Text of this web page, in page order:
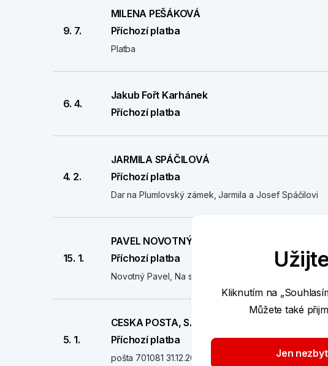
9. 7.
MILENA PEŠÁKOVÁ
Příchozí platba
Platba
6. 4.
Jakub Fořt Karhánek
Příchozí platba
4. 2.
JARMILA SPÁČILOVÁ
Příchozí platba
Dar na Plumlovský zámek, Jarmila a Josef Spáčilovi
15. 1.
PAVEL NOVOTNÝ
Příchozí platba
Novotný Pavel, Na stráži 407
5. 1.
CESKA POSTA, S.P.
Příchozí platba
pošta 701081 31.12.2025 č 10007 JI ŘI MÁCHA
Kliknutím na
Můžete také
Jen